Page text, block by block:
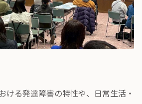
ける発達障害の特性や、日常生活・